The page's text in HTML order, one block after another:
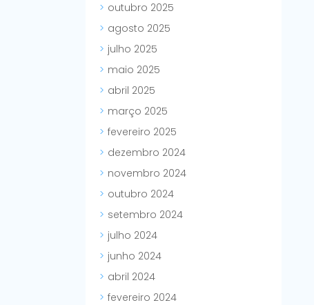
outubro 2025
agosto 2025
julho 2025
maio 2025
abril 2025
março 2025
fevereiro 2025
dezembro 2024
novembro 2024
outubro 2024
setembro 2024
julho 2024
junho 2024
abril 2024
fevereiro 2024